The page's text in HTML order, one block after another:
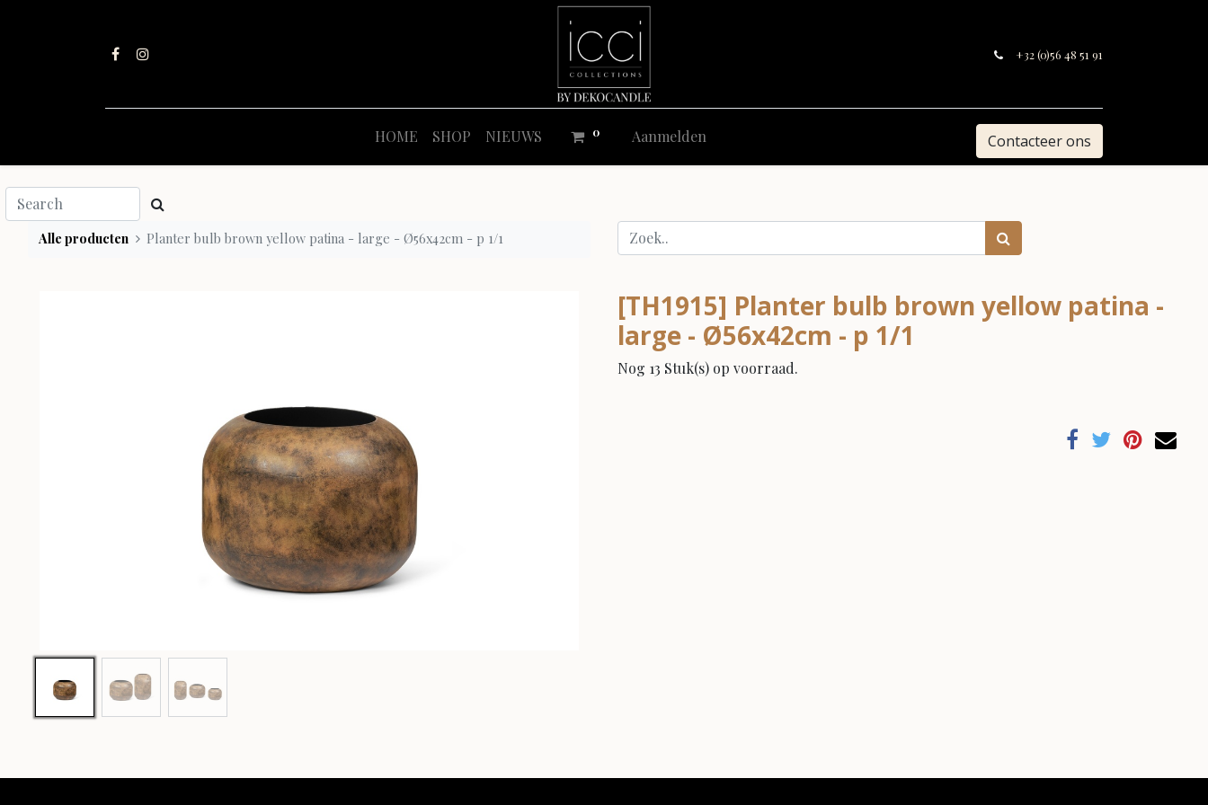
+32 (0)56 48 51 91
HOME SHOP NIEUWS 0 Aanmelden Contacteer ons
Alle producten Planter bulb brown yellow patina - large - Ø56x42cm - p 1/1
[TH1915] Planter bulb brown yellow patina -
large - Ø56x42cm - p 1/1
Nog 13 Stuk(s) op voorraad.